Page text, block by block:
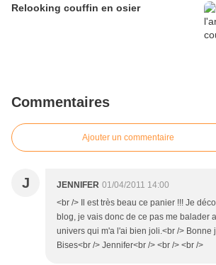
Relooking couffin en osier
Commentaires
Ajouter un commentaire
J JENNIFER 01/04/2011 14:00
<br /> Il est très beau ce panier !!! Je
blog, je vais donc de ce pas me balader
univers qui m'a l'ai bien joli.<br /> Bonne
Bises<br /> Jennifer<br /> <br /> <br />